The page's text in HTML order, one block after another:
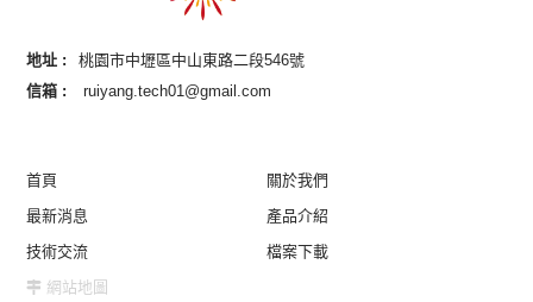
地址 :
桃園市中壢區中山東路二段546號
信箱 :
ruiyang.tech01@gmail.com
首頁
關於我們
最新消息
產品介紹
技術交流
檔案下載
網站地圖